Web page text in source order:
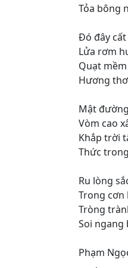
Tỏa bông
Đó đây
Lửa rơm
Quạt
Hương
Mật
Vòm cao
Khắp trời
Thức
Ru lòng
Trong cơn
Tròng
Soi ngang
Phạm